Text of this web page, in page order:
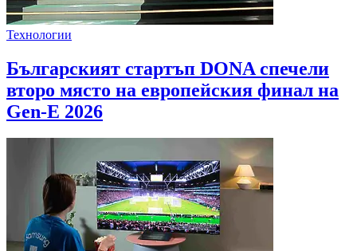
Технологии
Българският стартъп DONA спечели
второ място на европейския финал на
Gen-E 2026